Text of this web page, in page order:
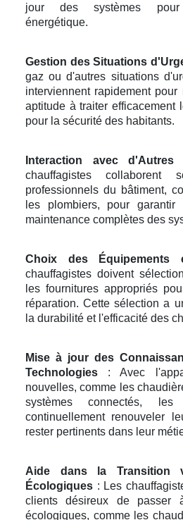
jour des systèmes pour
énergétique.
Gestion des Situations
gaz ou d'autres situations
interviennent rapidement
aptitude à traiter efficacement
pour la sécurité des habitants.
Interaction avec d'Autres
chauffagistes collaborent
professionnels du bâtiment,
les plombiers, pour
maintenance complètes des
Choix des Équipements
chauffagistes doivent
les fournitures appropriés
réparation. Cette sélection a
la durabilité et l'efficacité des
Mise à jour des
Technologies : Avec
nouvelles, comme les
systèmes connectés, les
continuellement renouveler
rester pertinents dans leur
Aide dans la Transition
Écologiques : Les
clients désireux de passer
écologiques, comme les